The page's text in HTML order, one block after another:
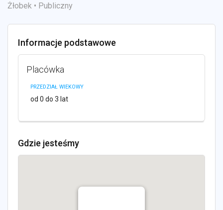
Żłobek • Publiczny
Informacje podstawowe
Placówka
PRZEDZIAŁ WIEKOWY
od 0 do 3 lat
Gdzie jesteśmy